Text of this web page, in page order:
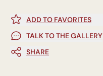
ADD TO FAVORITES
TALK TO THE GALLERY
SHARE